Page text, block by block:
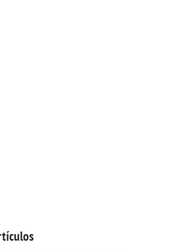
amigo
autor
la foto de esta receta